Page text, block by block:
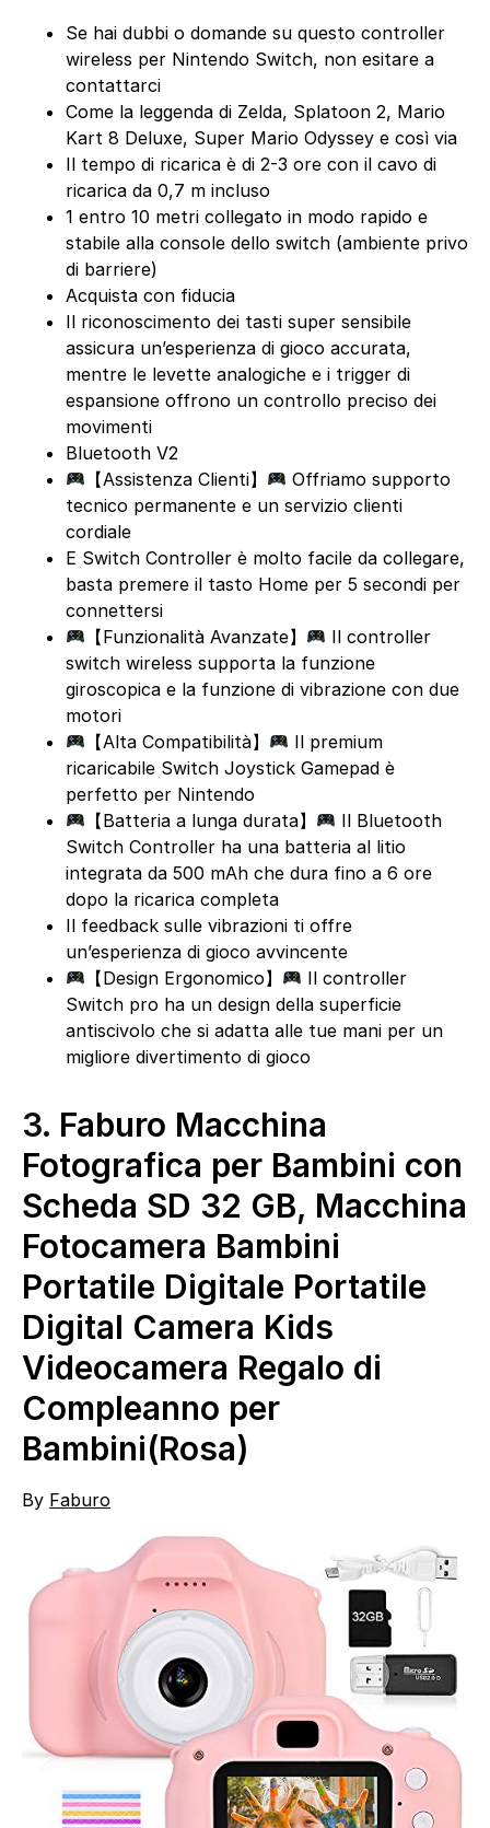
Se hai dubbi o domande su questo controller
wireless per Nintendo Switch, non esitare a
contattarci
Come la leggenda di Zelda, Splatoon 2, Mario
Kart 8 Deluxe, Super Mario Odyssey e così via
Il tempo di ricarica è di 2-3 ore con il cavo di
ricarica da 0,7 m incluso
1 entro 10 metri collegato in modo rapido e
stabile alla console dello switch (ambiente privo
di barriere)
Acquista con fiducia
Il riconoscimento dei tasti super sensibile
assicura un’esperienza di gioco accurata,
mentre le levette analogiche e i trigger di
espansione offrono un controllo preciso dei
movimenti
Bluetooth V2
【Assistenza Clienti】
Offriamo supporto
tecnico permanente e un servizio clienti
cordiale
E Switch Controller è molto facile da collegare,
basta premere il tasto Home per 5 secondi per
connettersi
【Funzionalità Avanzate】
Il controller
switch wireless supporta la funzione
giroscopica e la funzione di vibrazione con due
motori
【Alta Compatibilità】
Il premium
ricaricabile Switch Joystick Gamepad è
perfetto per Nintendo
【Batteria a lunga durata】
Il Bluetooth
Switch Controller ha una batteria al litio
integrata da 500 mAh che dura fino a 6 ore
dopo la ricarica completa
Il feedback sulle vibrazioni ti offre
un’esperienza di gioco avvincente
【Design Ergonomico】
Il controller
Switch pro ha un design della superficie
antiscivolo che si adatta alle tue mani per un
migliore divertimento di gioco
3. Faburo Macchina
Fotografica per Bambini con
Scheda SD 32 GB, Macchina
Fotocamera Bambini
Portatile Digitale Portatile
Digital Camera Kids
Videocamera Regalo di
Compleanno per
Bambini(Rosa)
By Faburo